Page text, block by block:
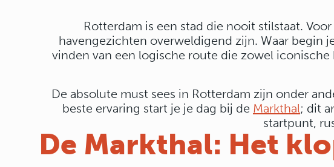
Rotterdam is een stad die nooit stilstaat.
havengezichten overweldigend zijn. Waar begin
vinden van een logische route die zowel
De absolute must sees in Rotterdam zijn onder
beste ervaring start je je dag bij de Markthal; dit
startpunt,
De Markthal: Het